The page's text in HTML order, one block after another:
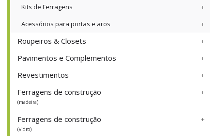
Kits de Ferragens
Acessórios para portas e aros
Roupeiros & Closets
Pavimentos e Complementos
Revestimentos
Ferragens de construção
(madeira)
Ferragens de construção
(vidro)